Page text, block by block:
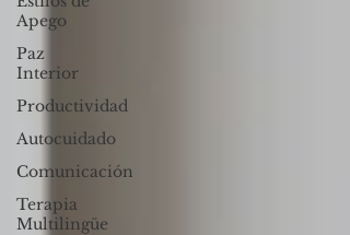
Apego
Paz
Interior
Productividad
Autocuidado
Comunicación
Terapia
Multilingüe